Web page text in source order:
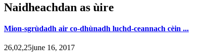
Naidheachdan as ùire
Mion-sgrùdadh air co-dhùnadh luchd-ceannach cèin ...
26,02,25june 16, 2017